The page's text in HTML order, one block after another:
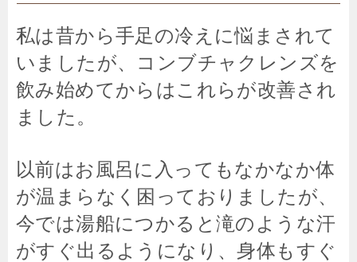
私は昔から手足の冷えに悩まされて
いましたが、コンブチャクレンズを
飲み始めてからはこれらが改善され
ました。
以前はお風呂に入ってもなかなか体
が温まらなく困っておりましたが、
今では湯船につかると滝のような汗
がすぐ出るようになり、身体もすぐ